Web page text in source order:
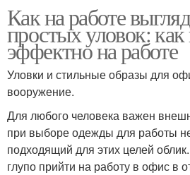
Как на работе
простых уловок: как
эффектно на работе
Уловки и стильные образы для
вооружение.
Для любого человека важен
при выборе одежды для работы
подходящий для этих целей
глупо прийти на работу в офис в